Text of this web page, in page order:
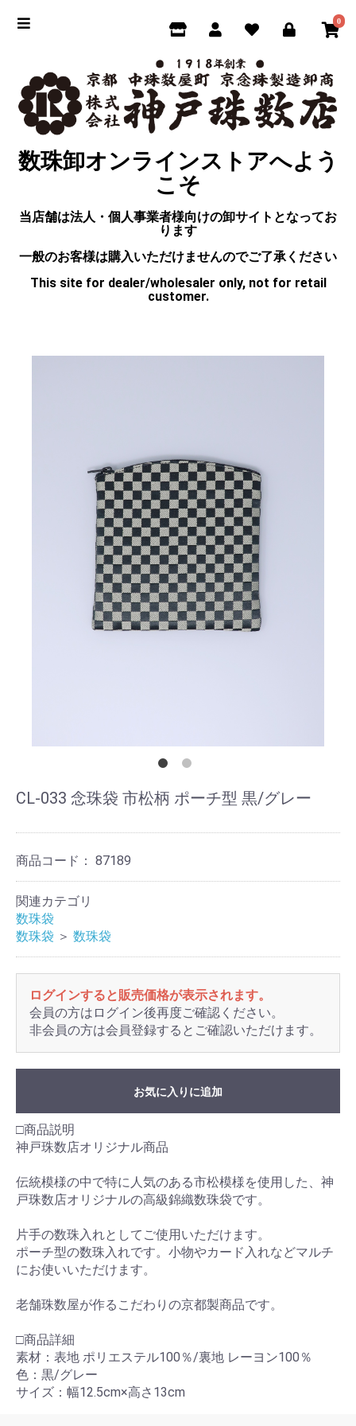
0
数珠卸オンラインストアへよう
こそ
当店舗は法人・個人事業者様向けの卸サイトとなってお
ります
一般のお客様は購入いただけませんのでご了承ください
This site for dealer/wholesaler only, not for retail
customer.
CL-033 念珠袋 市松柄 ポーチ型 黒/グレー
商品コード： 87189
関連カテゴリ
数珠袋
数珠袋 ＞ 数珠袋
ログインすると販売価格が表示されます。
会員の方はログイン後再度ご確認ください。
非会員の方は会員登録するとご確認いただけます。
お気に入りに追加
□商品説明
神戸珠数店オリジナル商品
伝統模様の中で特に人気のある市松模様を使用した、神
戸珠数店オリジナルの高級錦織数珠袋です。
片手の数珠入れとしてご使用いただけます。
ポーチ型の数珠入れです。小物やカード入れなどマルチ
にお使いいただけます。
老舗珠数屋が作るこだわりの京都製商品です。
□商品詳細
素材：表地 ポリエステル100％/裏地 レーヨン100％
色：黒/グレー
サイズ：幅12.5cm×高さ13cm